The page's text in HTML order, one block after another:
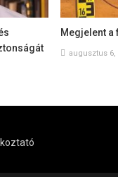
Megjelent a
augusztus 6,